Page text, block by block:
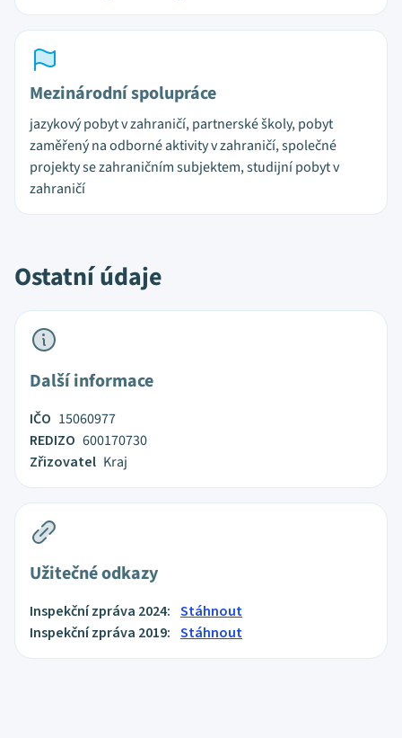
Mezinárodní spolupráce
jazykový pobyt v zahraničí, partnerské školy, pobyt
zaměřený na odborné aktivity v zahraničí, společné
projekty se zahraničním subjektem, studijní pobyt v
zahraničí
Ostatní údaje
Další informace
IČO 15060977
REDIZO 600170730
Zřizovatel Kraj
Užitečné odkazy
Inspekční zpráva 2024: Stáhnout
Inspekční zpráva 2019: Stáhnout